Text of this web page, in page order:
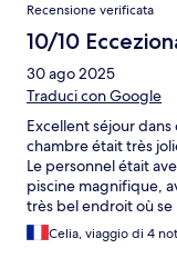
Recensione verificata
10/10
30 ago 2025
Traduci con Google
Excellent séjour
chambre était très
Le personnel était
piscine magnifique,
très bel endroit où
une fois au restaurant
ou un menu pour les
Celia, viaggio di 4